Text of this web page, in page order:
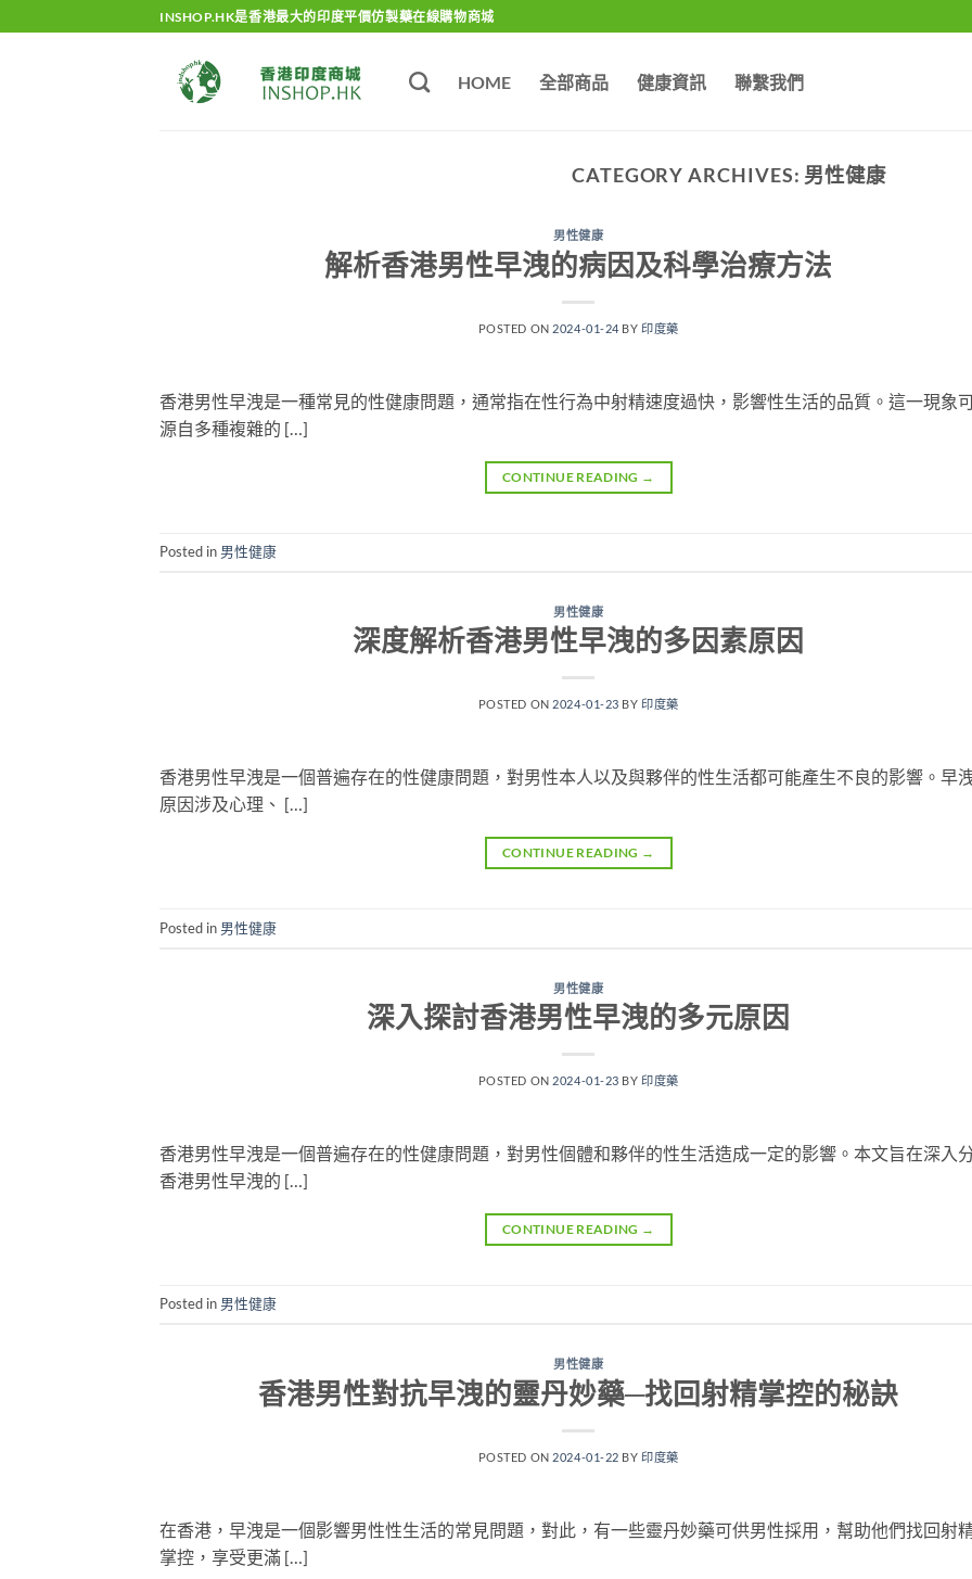
to
INSHOP.HK是香港最大的印度平價仿製藥在線購物商城
HOME 全部商品 健康資訊 聯繫我們
CATEGORY ARCHIVES: 男性健康
男性健康
解析香港男性早洩的病因及科學治療方法
POSTED ON 2024-01-24 BY印度藥
香港男性早洩是一種常見的性健康問題，通常指在性行為中射精速度過快，影響性生活的品質。這一現象
源自多種複雜的 […]
CONTINUE READING →
Posted in 男性健康
男性健康
深度解析香港男性早洩的多因素原因
POSTED ON 2024-01-23 BY印度藥
香港男性早洩是一個普遍存在的性健康問題，對男性本人以及與夥伴的性生活都可能產生不良的影響。早
原因涉及心理、 […]
CONTINUE READING →
Posted in 男性健康
男性健康
深入探討香港男性早洩的多元原因
POSTED ON 2024-01-23 BY印度藥
香港男性早洩是一個普遍存在的性健康問題，對男性個體和夥伴的性生活造成一定的影響。本文旨在深入
香港男性早洩的 […]
CONTINUE READING →
Posted in 男性健康
男性健康
香港男性對抗早洩的靈丹妙藥─找回射精掌控的秘訣
POSTED ON 2024-01-22 BY印度藥
在香港，早洩是一個影響男性性生活的常見問題，對此，有一些靈丹妙藥可供男性採用，幫助他們找回射
掌控，享受更滿 […]